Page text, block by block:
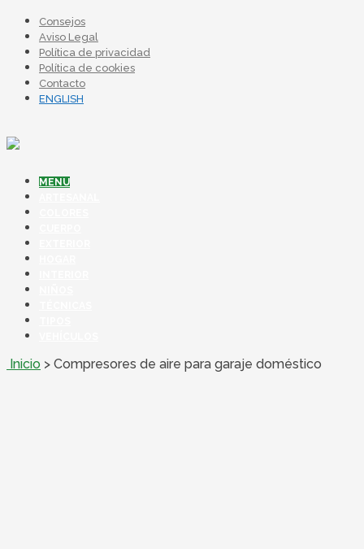
Consejos
Aviso Legal
Política de privacidad
Política de cookies
Contacto
ENGLISH
MENU
Inicio > Compresores de aire para garaje doméstico